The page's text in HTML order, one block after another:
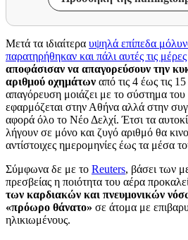
Μετά τα ιδιαίτερα υψηλά επίπεδα
παρατηρήθηκαν και πάλι αυτές τις
αποφάσισαν να απαγορεύσουν την
αριθμού οχημάτων από τις 4 έως τις
απαγόρευση μοιάζει με το σύστημα
εφαρμόζεται στην Αθήνα αλλά στην
αφορά όλο το Νέο Δελχί. Έτσι τα
λήγουν σε μόνο και ζυγό αριθμό θα
αντίστοιχες ημερομηνίες έως τα μέσα
Σύμφωνα δε με το Reuters, βάσει των
πρεσβείας η ποιότητα του αέρα
των καρδιακών και πνευμονικών
«πρόωρο θάνατο» σε άτομα με
ηλικιωμένους.